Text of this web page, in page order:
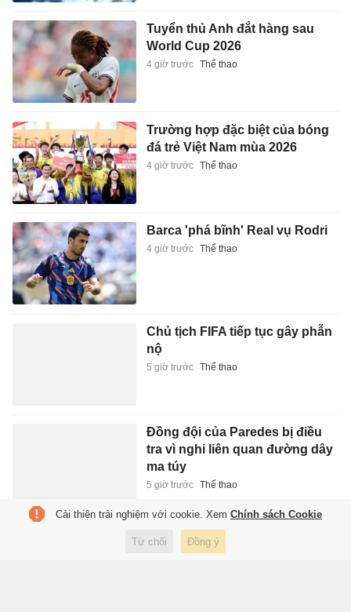
Tuyển thủ Anh đắt hàng sau
World Cup 2026
4 giờ trước Thể thao
Trường hợp đặc biệt của bóng
đá trẻ Việt Nam mùa 2026
4 giờ trước Thể thao
Barca 'phá bĩnh' Real vụ Rodri
4 giờ trước Thể thao
Chủ tịch FIFA tiếp tục gây phẫn
nộ
5 giờ trước Thể thao
Đồng đội của Paredes bị điều
tra vì nghi liên quan đường dây
ma túy
5 giờ trước Thể thao
Người Việt ngày càng chuộng
bia lon 'lùn' 250 ml, điều gì đang
Cải thiện trải nghiệm với cookie. Xem Chính sách Cookie
Từ chối Đồng ý